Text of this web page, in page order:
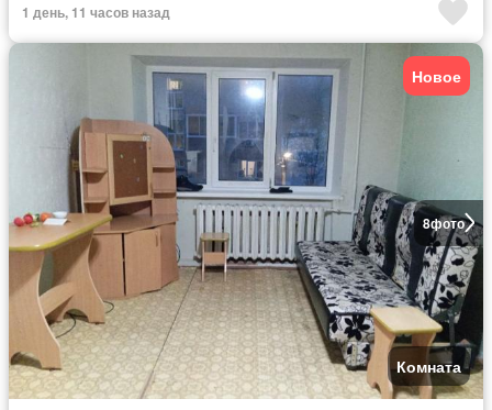
1 день, 11 часов назад
8фото
Новое
Комната